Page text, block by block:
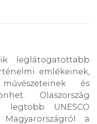
leglátogatottabb
emlékeinek,
és
Olaszország
UNESCO
a